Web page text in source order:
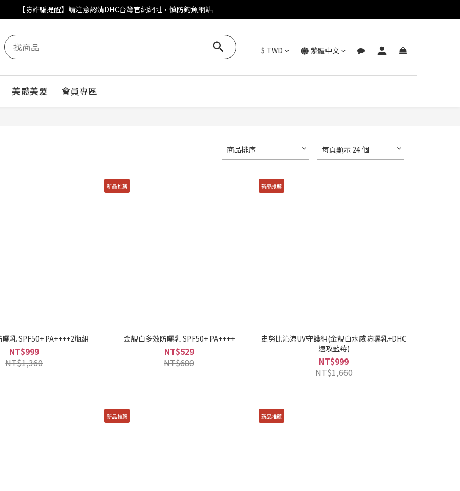
【防詐騙提醒】請注意認清DHC台灣官網網址，慎防釣魚網站
美體美髮 會員專區
$ TWD 繁體中文
商品排序 每頁顯示 24 個
乳 SPF50+ PA++++2瓶組
NT$999
NT$1,360
新品推薦
金靚白多效防曬乳 SPF50+ PA++++
NT$529
NT$680
新品推薦
史努比沁涼UV守護組(金靚白水感防曬乳+DHC
速攻藍莓)
NT$999
NT$1,660
新品推薦 新品推薦